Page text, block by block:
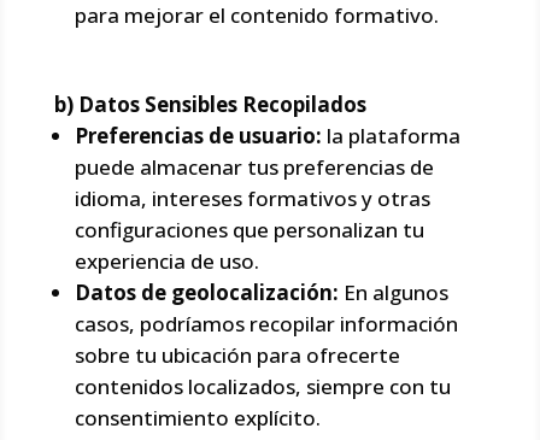
para mejorar el contenido formativo.
b) Datos Sensibles Recopilados
Preferencias de usuario: la plataforma
puede almacenar tus preferencias de
idioma, intereses formativos y otras
configuraciones que personalizan tu
experiencia de uso.
Datos de geolocalización: En algunos
casos, podríamos recopilar información
sobre tu ubicación para ofrecerte
contenidos localizados, siempre con tu
consentimiento explícito.